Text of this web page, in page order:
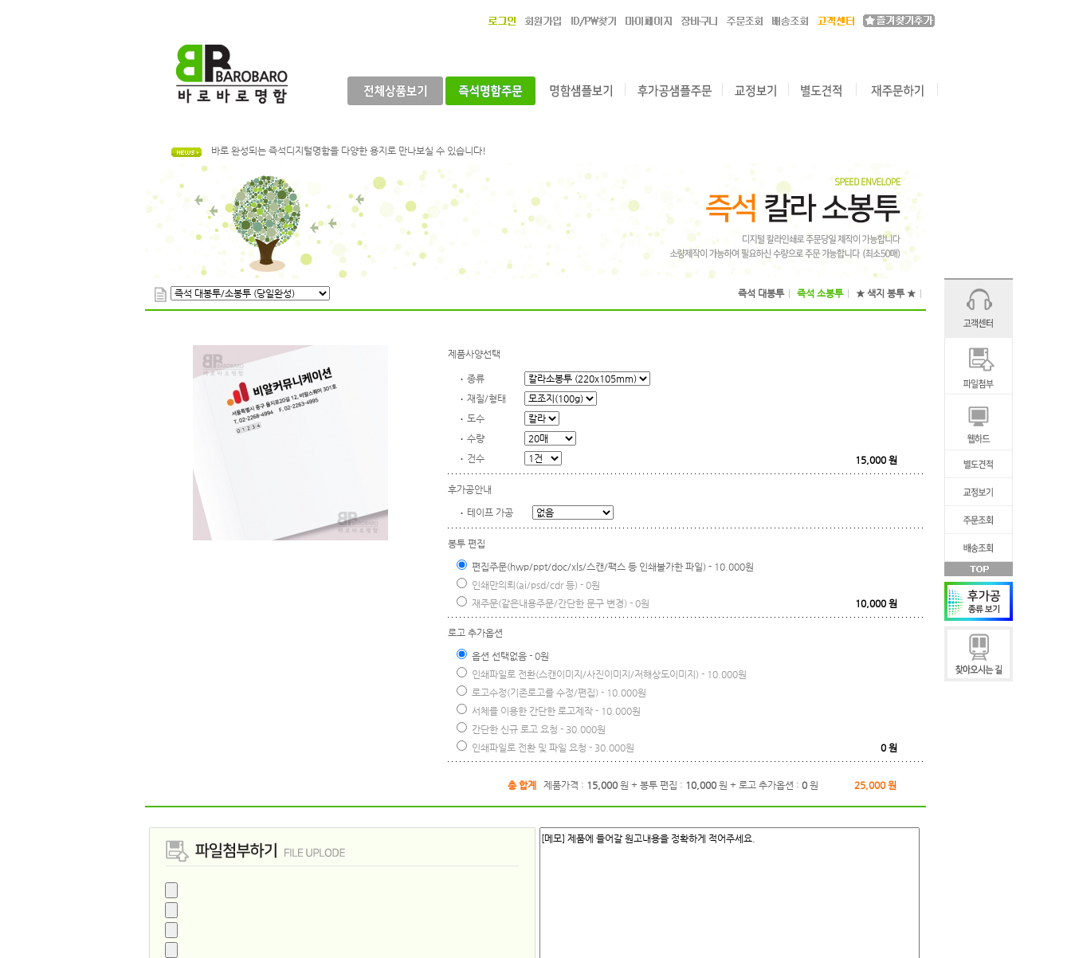
골드 시리오펄! 금색상의 화려함으로 개성을 표현해보세요.
저렴한 가격의 봉투! 간편하게 주문하시고, 택배배송까지 무료로 받으세요!
전단지 가격 인하! 더 저렴한 가격으로 제작하시고, 택배배송도 무료로 받으세요!
명함이 필요한데 디자인이 없으시다면, 바로바로에서 준비한 샘플로 제작하세요!
다양한 후가공으로 나만의 특별하고 독특한 명함을 제작해 보세요!
나무의 질감이 느껴지는 재생지명함
골드 시리오펄! 금색상의 화려함으로 개성을 표현해보세요.
여러가지 색상으로 가공된 색지명함으로, 나만의 개성을 돋보일 수 있습니다!
바로 완성되는 즉석디지털명함을 다양한 용지로 만나보실 수 있습니다!
저렴한 가격의 봉투! 간편하게 주문하시고, 택배배송까지 무료로 받으세요!
전단지 가격 인하! 더 저렴한 가격으로 제작하시고, 택배배송도 무료로 받으세요!
나무의 질감이 느껴지는 재생지명함
즉석 대봉투 즉석 소봉투 ★ 색지 봉투 ★
제품사양선택
종류
재질/형태
도수
수량
건수
15,000 원
후가공안내
테이프 가공
봉투 편집
편집주문(hwp/ppt/doc/xls/스캔/팩스 등 인쇄불가한 파일) - 10.000원
인쇄만의뢰(ai/psd/cdr 등) - 0원
재주문(같은내용주문/간단한 문구 변경) - 0원
10,000 원
로고 추가옵션
옵션 선택없음 - 0원
인쇄파일로 전환(스캔이미지/사진이미지/저해상도이미지) - 10.000원
로고수정(기존로고를 수정/편집) - 10.000원
서체를 이용한 간단한 로고제작 - 10.000원
간단한 신규 로고 요청 - 30.000원
인쇄파일로 전환 및 파일 요청 - 30.000원
0 원
총 합계 제품가격 : 15,000 원 + 봉투 편집 : 10,000 원 + 로고 추가옵션 : 0 원 25,000 원
[메모] 제품에 들어갈 원고내용을 정확하게 적어주세요.